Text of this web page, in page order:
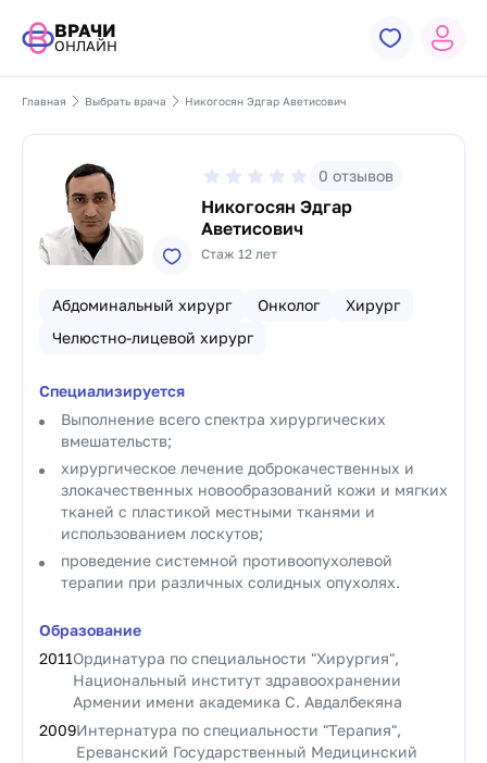
ВРАЧИ
ОНЛАЙН
Главная Выбрать врача Никогосян Эдгар Аветисович
0 отзывов
Никогосян Эдгар
Аветисович
Стаж 12 лет
Абдоминальный хирург Онколог
Хирург
Челюстно-лицевой хирург
Специализируется
Выполнение всего спектра хирургических
вмешательств;
хирургическое лечение доброкачественных и
злокачественных новообразований кожи и мягких
тканей с пластикой местными тканями и
использованием лоскутов;
проведение системной противоопухолевой
терапии при различных солидных опухолях.
Образование
2011Ординатура по специальности "Хирургия",
Национальный институт здравоохранении
Армении имени академика С. Авдалбекяна
2009Интернатура по специальности "Терапия",
Ереванский Государственный Медицинский